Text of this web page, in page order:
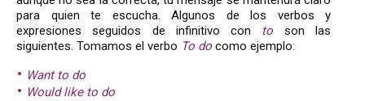
para quien te escucha. Algunos de los verbos y
expresiones seguidos de infinitivo con to son las
siguientes. Tomamos el verbo To do como ejemplo:
Want to do
Would like to do